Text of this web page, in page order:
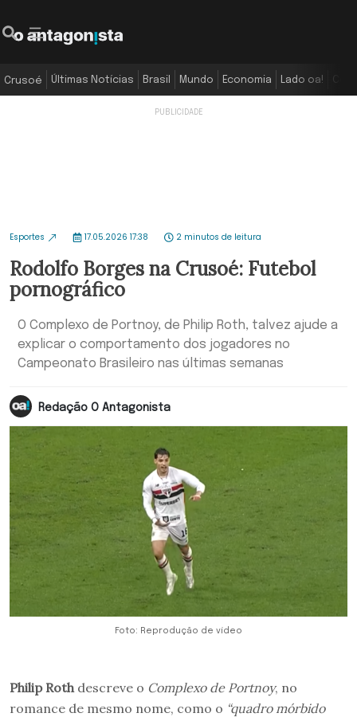
Crusoé Últimas Notícias Brasil Mundo Economia Lado oa!
Esportes 17.05.2026 17:38 2 minutos de leitura
Rodolfo Borges na Crusoé: Futebol
pornográfico
O Complexo de Portnoy, de Philip Roth, talvez ajude a
explicar o comportamento dos jogadores no
Campeonato Brasileiro nas últimas semanas
Redação O Antagonista
Foto: Reprodução de vídeo
Philip Roth descreve o Complexo de Portnoy, no
romance de mesmo nome, como o “quadro mórbido